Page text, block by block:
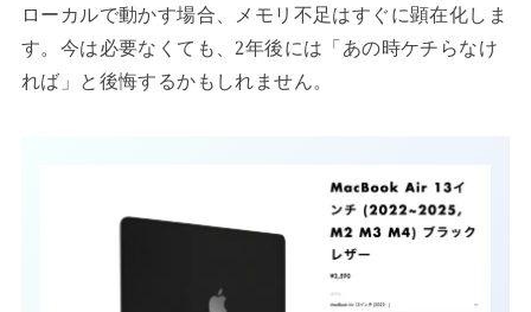
ローカルで動かす場合、メモリ不足はすぐに顕在化しま
す。今は必要なくても、2年後には「あの時ケチらなけ
れば」と後悔するかもしれません。